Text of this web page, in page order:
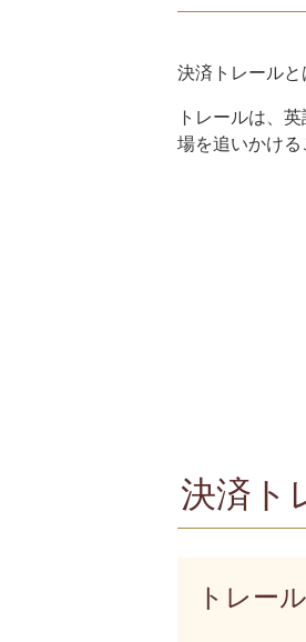
決済トレールと
トレールは、
場を追いかける
決済ト
トレー